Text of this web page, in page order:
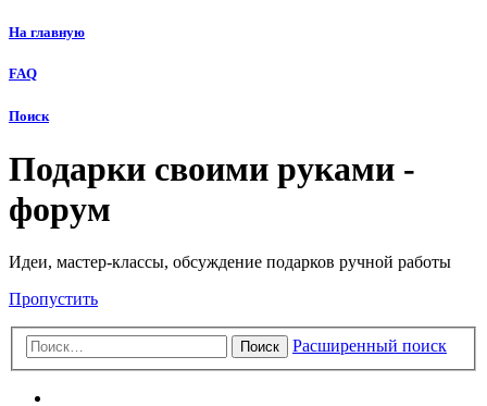
На главную
FAQ
Поиск
Подарки своими руками -
форум
Идеи, мастер-классы, обсуждение подарков ручной работы
Пропустить
Поиск Расширенный поиск